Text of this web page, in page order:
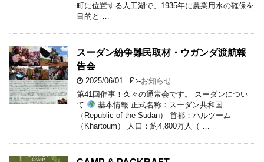
町に位置する人工湖で、1935年に農業用水の確保を
目的と …
スーダン紛争難民取材・ウガンダ渡航報
告会
2025/06/01 -お知らせ
第41回催事！久々の通常会です。 スーダンについ
て
基本情報 正式名称：スーダン共和国
（Republic of the Sudan） 首都：ハルツーム
（Khartoum） 人口：約4,800万人（ …